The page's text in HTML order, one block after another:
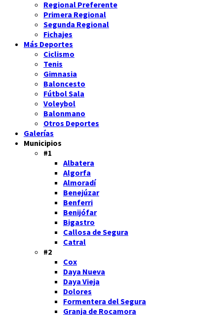
Regional Preferente
Primera Regional
Segunda Regional
Fichajes
Más Deportes
Ciclismo
Tenis
Gimnasia
Baloncesto
Fútbol Sala
Voleybol
Balonmano
Otros Deportes
Galerías
Municipios
#1
Albatera
Algorfa
Almoradí
Benejúzar
Benferri
Benijófar
Bigastro
Callosa de Segura
Catral
#2
Cox
Daya Nueva
Daya Vieja
Dolores
Formentera del Segura
Granja de Rocamora